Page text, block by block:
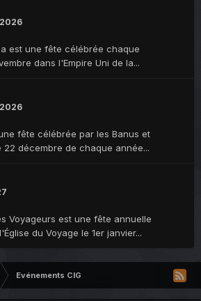
est une fête célébrée chaque
dans l'Empire Uni de la...
fête célébrée par les Banus et
22 décembre de chaque année...
Voyageurs est une fête annuelle
du Voyage le 1er janvier...
Evénements CIG